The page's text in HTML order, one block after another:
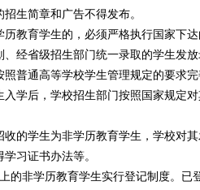
生简章和广告不得发布。
育学生的，必须严格执行国家下达
经省级招生部门统一录取的学生发
通高等学校学生管理规定的要求完
学后，学校招生部门按照国家规定
学生为非学历教育学生，学校对其
习证书办法等。
非学历教育学生实行登记制度。已